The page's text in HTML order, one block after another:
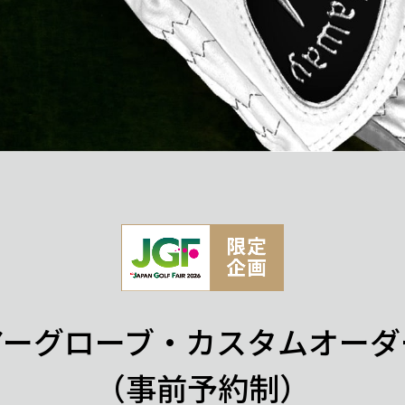
グローブ・ カスタムオー
（事前予約制）